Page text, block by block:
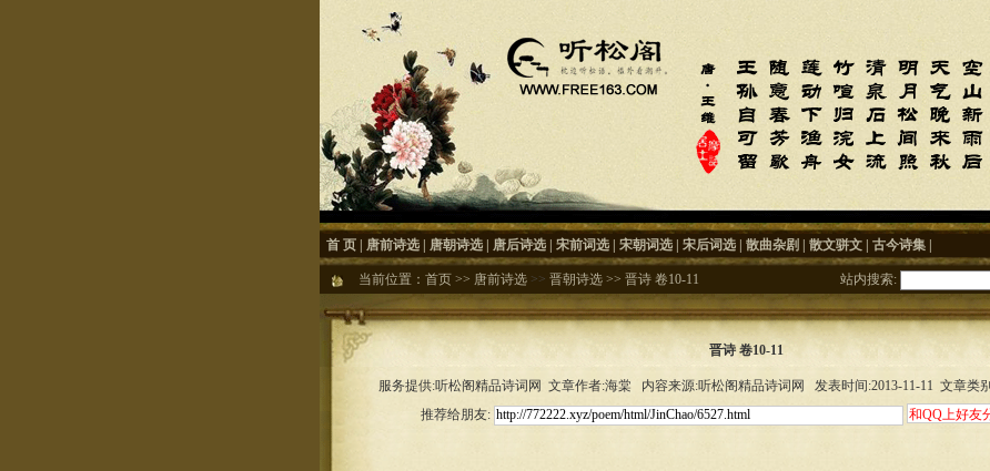
首 页 唐前诗选 唐朝诗选 唐后诗选 宋前词选 宋朝词选 宋后词选 散曲杂剧 散文骈文 古今诗集
当前位置： 首页 >> 唐前诗选 >> 晋朝诗选 >> 晋诗 卷10-11 站内搜索:
晋诗 卷10-11
服务提供:听松阁精品诗词网 文章作者:海棠 内容来源:听松阁精品诗词网 发表时间:2013-11-11 文章类
推荐给朋友: